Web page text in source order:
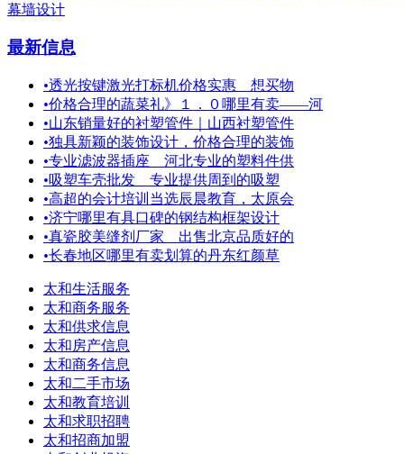
幕墙设计
最新信息
•透光按键激光打标机价格实惠＿想买物
•价格合理的蔬菜礼》１．０哪里有卖——河
•山东销量好的衬塑管件｜山西衬塑管件
•独具新颖的装饰设计，价格合理的装饰
•专业滤波器插座＿河北专业的塑料件供
•吸塑车壳批发 专业提供周到的吸塑
•高超的会计培训当选辰晨教育，太原会
•济宁哪里有具口碑的钢结构框架设计
•真瓷胶美缝剂厂家＿出售北京品质好的
•长春地区哪里有卖划算的丹东红颜草
太和生活服务
太和商务服务
太和供求信息
太和房产信息
太和商务信息
太和二手市场
太和教育培训
太和求职招聘
太和招商加盟